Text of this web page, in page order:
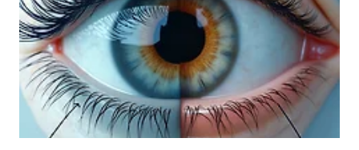
분의 골밀도를 비교한 것입니다. 이는 마치 올림픽 선수의 기록과 여러분의 운
동 능력을 비교하는 것과 유사합니다..